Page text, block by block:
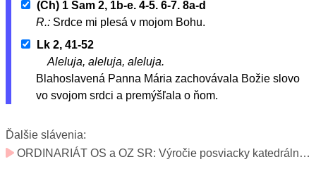
(Ch) 1 Sam 2, 1b-e. 4-5. 6-7. 8a-d
R.: Srdce mi plesá v mojom Bohu.
Lk 2, 41-52
Aleluja, aleluja, aleluja.
Blahoslavená Panna Mária zachovávala Božie slovo
vo svojom srdci a premýšľala o ňom.
Ďalšie slávenia:
ORDINARIÁT OS a OZ SR: Výročie posviacky katedrálneho chrámu svätého Šebastiána v Bratislave (v ordinariáte sviatok; v katedrále slávnosť)